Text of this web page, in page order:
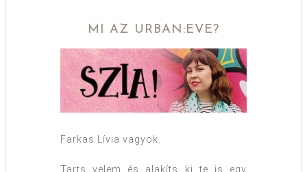
MI AZ URBAN:EVE?
Farkas Lívia vagyok.
Tarts velem és alakíts ki te is egy